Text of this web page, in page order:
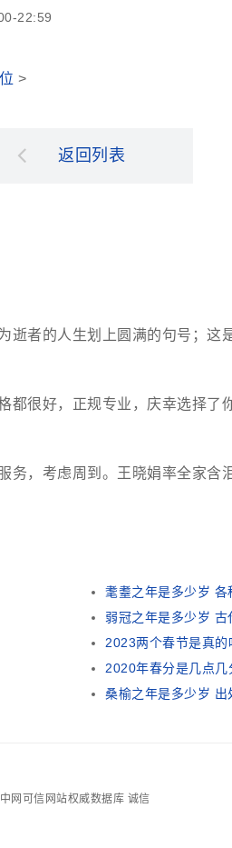
22:59
>
返回列表
者的人生划上圆满的句号；这
很好，正规专业，庆幸选择了
务，考虑周到。王晓娟率全家含
耄耋之年是多少岁 各
弱冠之年是多少岁 古
2023两个春节是真的
2020年春分是几点
桑榆之年是多少岁 出
中网可信网站权威数据库 诚信